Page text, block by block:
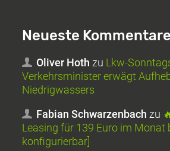
Neueste Kommentare
Oliver Hoth zu Lkw-
Verkehrsminister erwägt
Niedrigwassers
Fabian Schwarzenbach zu
Leasing für 139 Euro im Monat
konfigurierbar]